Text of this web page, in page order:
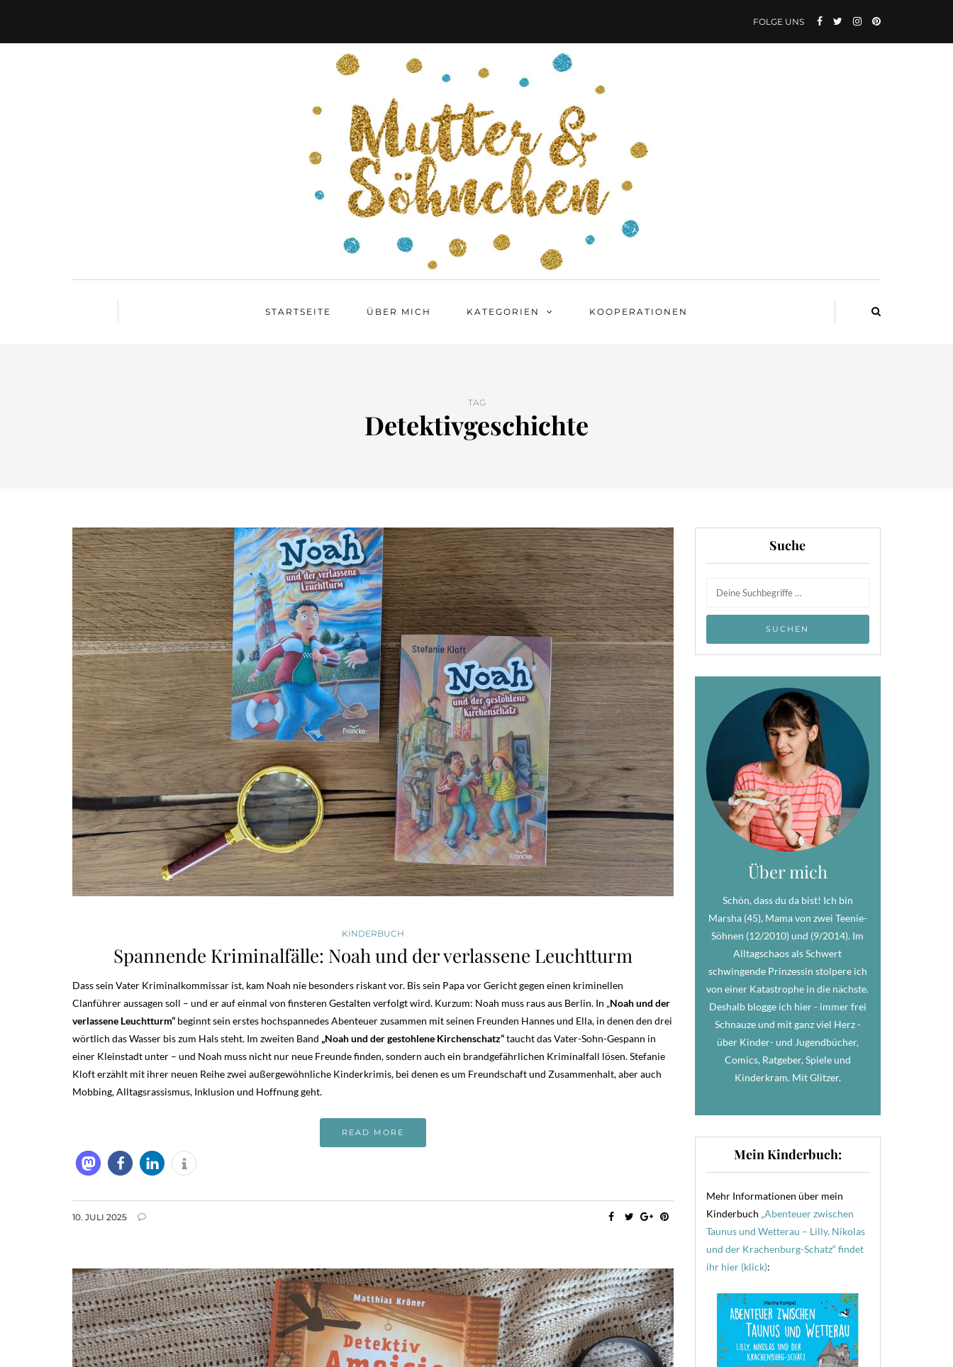
FOLGE UNS
STARTSEITE ÜBER MICH KATEGORIEN KOOPERATIONEN
TAG
Detektivgeschichte
KINDERBUCH
Spannende Kriminalfälle: Noah und der verlassene Leuchtturm
Dass sein Vater Kriminalkommissar ist, kam Noah nie besonders riskant vor. Bis sein Papa vor Gericht gegen einen kriminellen
Clanführer aussagen soll – und er auf einmal von finsteren Gestalten verfolgt wird. Kurzum: Noah muss raus aus Berlin. In „Noah und der
verlassene Leuchtturm“ beginnt sein erstes hochspannedes Abenteuer zusammen mit seinen Freunden Hannes und Ella, in denen den drei
wörtlich das Wasser bis zum Hals steht. Im zweiten Band „Noah und der gestohlene Kirchenschatz“taucht das Vater-Sohn-Gespann in
einer Kleinstadt unter – und Noah muss nicht nur neue Freunde finden, sondern auch ein brandgefährlichen Kriminalfall lösen. Stefanie
Kloft erzählt mit ihrer neuen Reihe zwei außergewöhnliche Kinderkrimis, bei denen es um Freundschaft und Zusammenhalt, aber auch
Mobbing, Alltagsrassismus, Inklusion und Hoffnung geht.
READ MORE
10. JULI 2025
Suche
Über mich
Schön, dass du da bist! Ich bin
Marsha (45), Mama von zwei Teenie-
Söhnen (12/2010) und (9/2014). Im
Alltagschaos als Schwert
schwingende Prinzessin stolpere ich
von einer Katastrophe in die nächste.
Deshalb blogge ich hier - immer frei
Schnauze und mit ganz viel Herz -
über Kinder- und Jugendbücher,
Comics, Ratgeber, Spiele und
Kinderkram. Mit Glitzer.
Mein Kinderbuch:
Mehr Informationen über mein
Kinderbuch „Abenteuer zwischen
Taunus und Wetterau – Lilly, Nikolas
und der Krachenburg-Schatz“ findet
ihr hier (klick):